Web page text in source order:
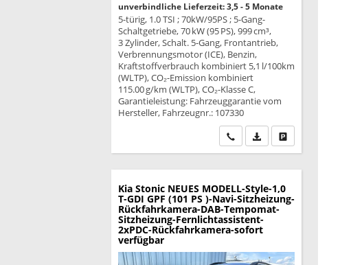
unverbindliche Lieferzeit: 3,5 - 5 Monate
5-türig, 1.0 TSI ; 70kW/95PS ; 5-Gang-
Schaltgetriebe, 70 kW (95 PS), 999 cm³,
3 Zylinder, Schalt. 5-Gang, Frontantrieb,
Verbrennungsmotor (ICE), Benzin,
Kraftstoffverbrauch kombiniert 5,1 l/100km
(WLTP), CO₂-Emission kombiniert
115.00 g/km (WLTP), CO₂-Klasse C,
Garantieleistung: Fahrzeuggarantie vom
Hersteller, Fahrzeugnr.: 107330
Wir rufen Sie an
PDF-Datei,Drucken,
Kia Stonic NEUES MODELL-Style-1,0
T-GDI GPF (101 PS )-Navi-Sitzheizung-
Rückfahrkamera-DAB-Tempomat-
Sitzheizung-Fernlichtassistent-
2xPDC-Rückfahrkamera-sofort
verfügbar